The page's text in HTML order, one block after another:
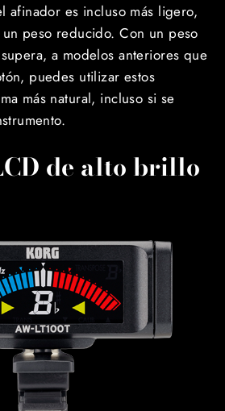
afinador es incluso más ligero,
peso reducido. Con un peso
a modelos anteriores que
puedes utilizar estos
más natural, incluso si se
de alto brillo